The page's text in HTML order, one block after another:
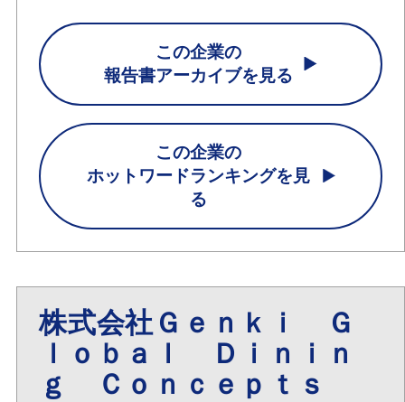
この企業の
報告書アーカイブを見る
この企業の
ホットワードランキングを見
る
株式会社Ｇｅｎｋｉ Ｇ
ｌｏｂａｌ Ｄｉｎｉｎ
ｇ Ｃｏｎｃｅｐｔｓ